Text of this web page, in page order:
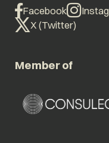
Facebook
X (Twitter)
Member of